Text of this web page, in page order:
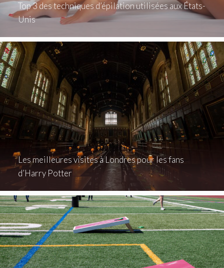
Top 3 des techniques d’épilation utilisées aux États-
Unis
Les meilleures visites à Londres pour les fans
d’Harry Potter